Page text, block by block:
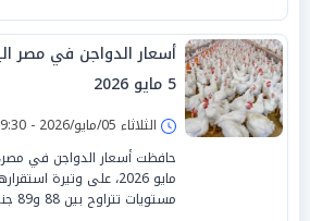
أسعار الدواجن في مصر
5 مايو 2026
الثلاثاء 05/مايو/2026 - 09:30 ص
مايو 2026، على وتيرة
مستويات تتراوح بين 88 و89 جنيهاً للكيلو في المزرعة.